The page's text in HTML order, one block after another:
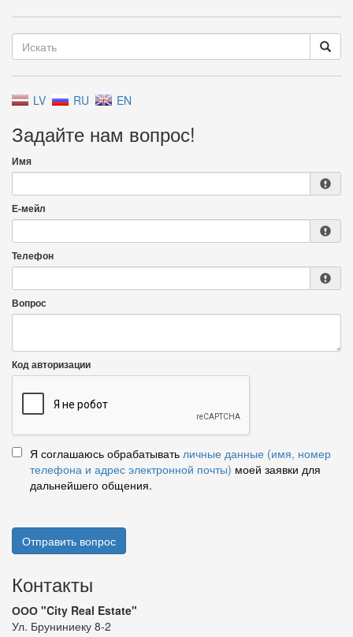
LV RU EN
Задайте нам вопрос!
Имя
Е-мейл
Телефон
Вопрос
Код авторизации
Я соглашаюсь обрабатывать личные данные (имя, номер
телефона и адрес электронной почты) моей заявки для
дальнейшего общения.
Отправить вопрос
Контакты
ООО "City Real Estate"
Ул. Бруниниеку 8-2